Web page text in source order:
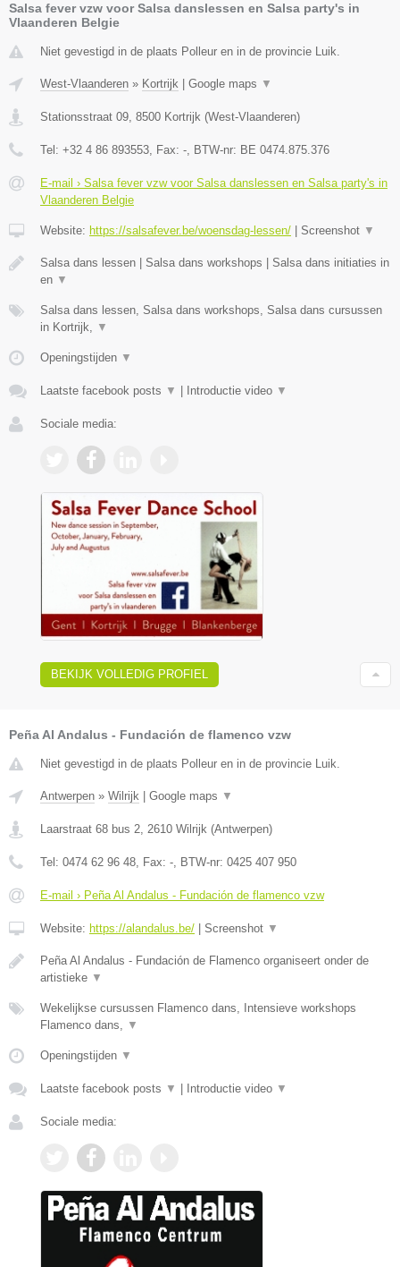
Salsa fever vzw voor Salsa danslessen en Salsa party's in
Vlaanderen Belgie
Niet gevestigd in de plaats Polleur en in de provincie Luik.
West-Vlaanderen » Kortrijk Google maps ▼
Stationsstraat 09, 8500 Kortrijk (West-Vlaanderen)
Tel: +32 4 86 893553, Fax: -, BTW-nr: BE 0474.875.376
E-mail › Salsa fever vzw voor Salsa danslessen en Salsa party's in
Vlaanderen Belgie
Website: https://salsafever.be/woensdag-lessen/ Screenshot ▼
Salsa dans lessen | Salsa dans workshops | Salsa dans initiaties in
en ▼
Salsa dans lessen, Salsa dans workshops, Salsa dans cursussen
in Kortrijk, ▼
Openingstijden ▼
Laatste facebook posts ▼ Introductie video ▼
Sociale media:
BEKIJK VOLLEDIG PROFIEL
Peña Al Andalus - Fundación de flamenco vzw
Niet gevestigd in de plaats Polleur en in de provincie Luik.
Antwerpen » Wilrijk | Google maps ▼
Laarstraat 68 bus 2 2610 Wilrijk (Antwerpen)
Tel: 0474 62 96 48 , Fax: - , BTW-nr: 0425 407 950
E-mail › Peña Al Andalus - Fundación de flamenco vzw
Website: https://alandalus.be/ | Screenshot ▼
Peña Al Andalus - Fundación de Flamenco organiseert onder de
artistieke ▼
Wekelijkse cursussen Flamenco dans, Intensieve workshops
Flamenco dans,
▼
Openingstijden ▼
Laatste facebook posts ▼ | Introductie video ▼
Sociale media: